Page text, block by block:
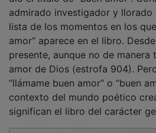
dio el titulo de “ Buen amor
”.
admirado investigador y llorado
lista de los momentos en los
amor” aparece en el libro.
presente, aunque no de manera
amor de Dios (estrofa 904).
“llámame buen amor” o “buen
contexto del mundo poético
significan el libro del carácter